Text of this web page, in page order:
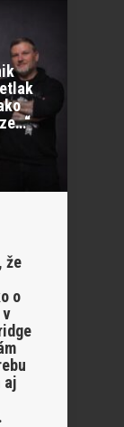
že
o
v
aj